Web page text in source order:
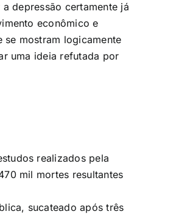
depressão certamente já
econômico e
se mostram logicamente
uma ideia refutada por
realizados pela
mil mortes resultantes
sucateado após três